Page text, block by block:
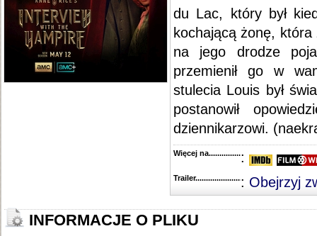
du Lac, który był
kochającą żonę,
na jego drodze
przemienił go w
stulecia Louis był
postanowił
dziennikarzowi.
Więcej na........................................
:
Trailer...........................................
: Obejrzyj
INFORMACJE O PLIKU